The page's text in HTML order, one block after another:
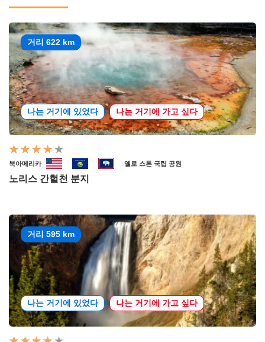
거리 622 km
나는 거기에 있었다 나는 거기에 가고 싶다
북아메리카 옐로 스톤 국립 공원
노리스 간헐천 분지
거리 595 km
나는 거기에 있었다 나는 거기에 가고 싶다